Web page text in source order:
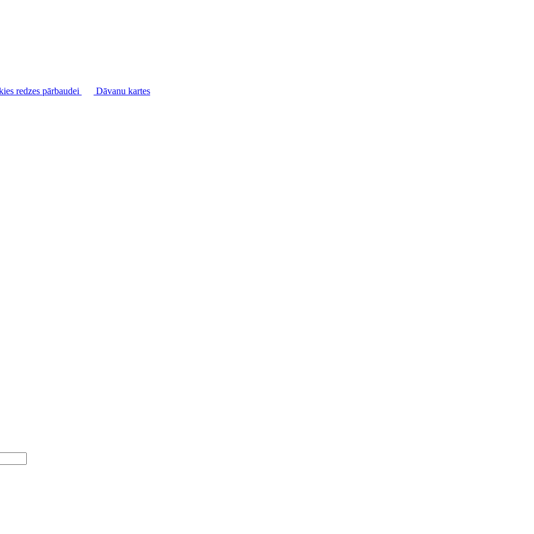
redzes pārbaudei Dāvanu kartes